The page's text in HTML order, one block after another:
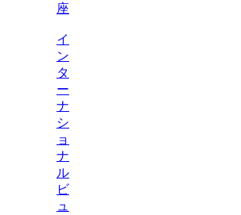
座
イ
ン
タ
ー
ナ
シ
ョ
ナ
ル
ビ
ュ